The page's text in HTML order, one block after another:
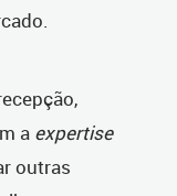
a expertise
outras